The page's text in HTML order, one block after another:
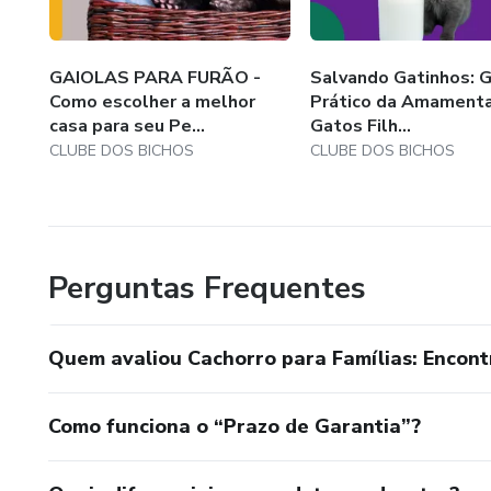
GAIOLAS PARA FURÃO -
Como escolher a melhor
casa para seu Pe...
CLUBE DOS BICHOS
Salvando Gatinhos:
Prático da
Gatos Filh...
CLUBE DOS BICHOS
Perguntas Frequentes
Quem avaliou Cachorro para Famílias:
Como funciona o “Prazo de Garantia”?